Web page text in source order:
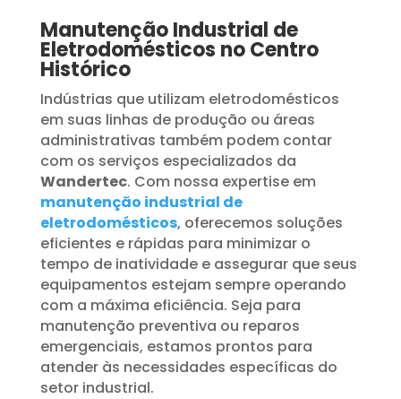
Manutenção Industrial de
Eletrodomésticos no Centro
Histórico
Indústrias que utilizam eletrodomésticos
em suas linhas de produção ou áreas
administrativas também podem contar
com os serviços especializados da
Wandertec. Com nossa expertise em
manutenção industrial de
eletrodomésticos, oferecemos soluções
eficientes e rápidas para minimizar o
tempo de inatividade e assegurar que seus
equipamentos estejam sempre operando
com a máxima eficiência. Seja para
manutenção preventiva ou reparos
emergenciais, estamos prontos para
atender às necessidades específicas do
setor industrial.